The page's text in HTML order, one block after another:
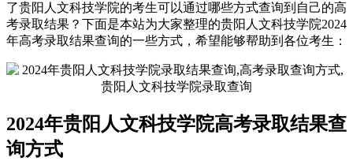
了贵阳人文科技学院的考生可以通过哪些方式查询到自己的高
考录取结果？下面是本站为大家整理的贵阳人文科技学院2024
年高考录取结果查询的一些方式，希望能够帮助到各位考生：
2024年贵阳人文科技学院高考录取结果查
询方式